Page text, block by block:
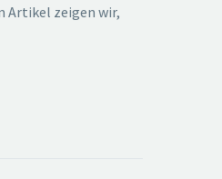
Artikel zeigen wir,